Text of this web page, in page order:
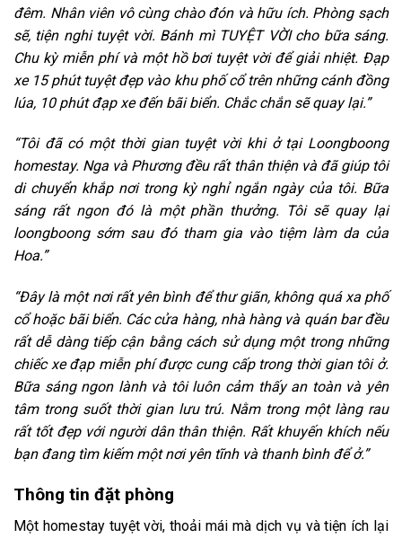
đêm. Nhân viên vô cùng chào đón và hữu ích. Phòng sạch
sẽ, tiện nghi tuyệt vời. Bánh mì TUYỆT VỜI cho bữa sáng.
Chu kỳ miễn phí và một hồ bơi tuyệt vời để giải nhiệt. Đạp
xe 15 phút tuyệt đẹp vào khu phố cổ trên những cánh đồng
lúa, 10 phút đạp xe đến bãi biển. Chắc chắn sẽ quay lại.”
“Tôi đã có một thời gian tuyệt vời khi ở tại Loongboong
homestay. Nga và Phương đều rất thân thiện và đã giúp tôi
di chuyển khắp nơi trong kỳ nghỉ ngắn ngày của tôi. Bữa
sáng rất ngon đó là một phần thưởng. Tôi sẽ quay lại
loongboong sớm sau đó tham gia vào tiệm làm da của
Hoa.”
“Đây là một nơi rất yên bình để thư giãn, không quá xa phố
cổ hoặc bãi biển. Các cửa hàng, nhà hàng và quán bar đều
rất dễ dàng tiếp cận bằng cách sử dụng một trong những
chiếc xe đạp miễn phí được cung cấp trong thời gian tôi ở.
Bữa sáng ngon lành và tôi luôn cảm thấy an toàn và yên
tâm trong suốt thời gian lưu trú. Nằm trong một làng rau
rất tốt đẹp với người dân thân thiện. Rất khuyến khích nếu
bạn đang tìm kiếm một nơi yên tĩnh và thanh bình để ở.”
Thông tin đặt phòng
Một homestay tuyệt vời, thoải mái mà dịch vụ và tiện ích lại